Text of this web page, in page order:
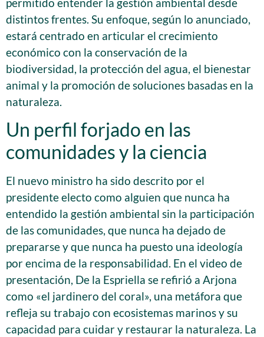
distintos frentes. Su enfoque, según lo anunciado,
estará centrado en articular el crecimiento
económico con la conservación de la
biodiversidad, la protección del agua, el bienestar
animal y la promoción de soluciones basadas en la
naturaleza.
Un perfil forjado en las
comunidades y la ciencia
El nuevo ministro ha sido descrito por el
presidente electo como alguien que nunca ha
entendido la gestión ambiental sin la participación
de las comunidades, que nunca ha dejado de
prepararse y que nunca ha puesto una ideología
por encima de la responsabilidad. En el video de
presentación, De la Espriella se refirió a Arjona
como «el jardinero del coral», una metáfora que
refleja su trabajo con ecosistemas marinos y su
capacidad para cuidar y restaurar la naturaleza. La